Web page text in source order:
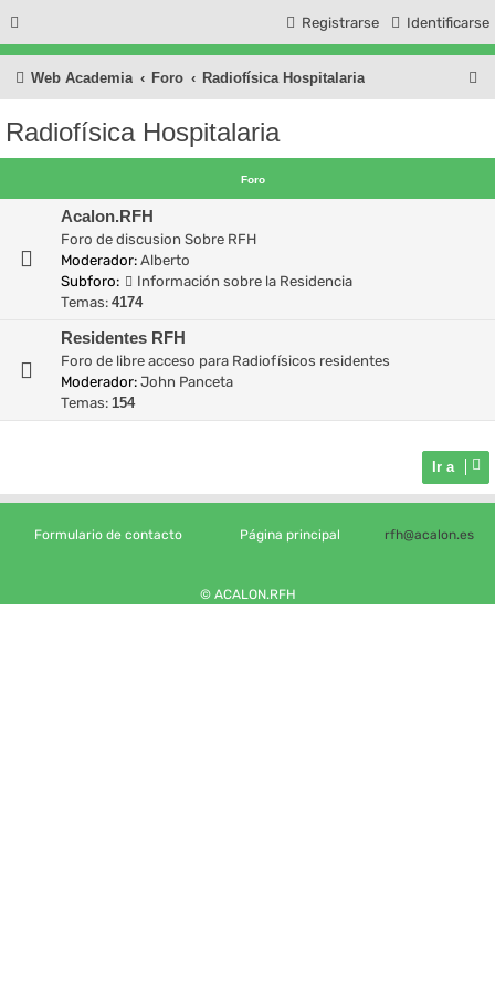
Identificarse
Registrarse
Web Academia Foro Radiofísica Hospitalaria
Radiofísica Hospitalaria
Foro
Acalon.RFH
Foro de discusion Sobre RFH
Moderador: Alberto
Subforo:
Información sobre la Residencia
Temas: 4174
Residentes RFH
Foro de libre acceso para Radiofísicos residentes
Moderador: John Panceta
Temas: 154
Ir a
Formulario de contacto Página principal rfh@acalon.es
© ACALON.RFH